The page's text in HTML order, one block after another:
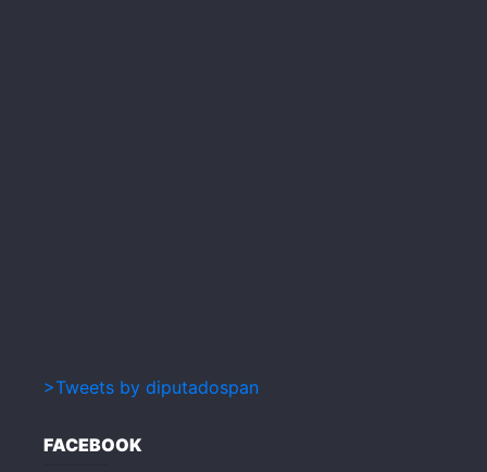
>Tweets by diputadospan
FACEBOOK